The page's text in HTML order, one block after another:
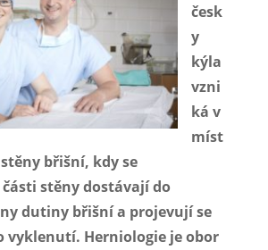
česk
y
kýla
vzni
ká v
míst
břišní, kdy se
stěny dostávají do
dutiny břišní a projevují se
vyklenutí. Herniologie je obor